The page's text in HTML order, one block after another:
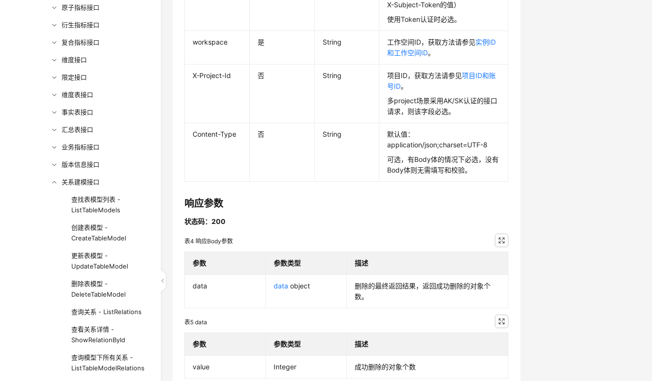
原子指标接口
衍生指标接口
复合指标接口
维度接口
限定接口
维度表接口
事实表接口
汇总表接口
业务指标接口
版本信息接口
关系建模接口
查找表模型列表 -
ListTableModels
创建表模型 -
CreateTableModel
更新表模型 -
UpdateTableModel
删除表模型 -
DeleteTableModel
查询关系 - ListRelations
查看关系详情 -
ShowRelationById
查询模型下所有关系 -
ListTableModelRelations
X-Subject-Token的值）
使用Token认证时必选。
workspace 是 String 工作空间ID，获取方法请参见实例ID
和工作空间ID。
X-Project-Id 否 String 项目ID，获取方法请参见项目ID和账
号ID。
多project场景采用AK/SK认证的接口
请求，则该字段必选。
Content-Type 否 String
默认值：
application/json;charset=UTF-8
可选，有Body体的情况下必选，没有
Body体则无需填写和校验。
响应参数
状态码：200
表4响应Body参数
参数 参数类型 描述
data data object
删除的最终返回结果，返回成功删除的对象个
数。
表5data
参数 参数类型 描述
value Integer 成功删除的对象个数